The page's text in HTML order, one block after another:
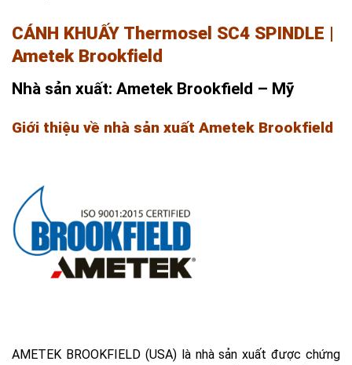
CÁNH KHUẤY Thermosel SC4 SPINDLE |
Ametek Brookfield
Nhà sản xuất: Ametek Brookfield – Mỹ
Giới thiệu về nhà sản xuất Ametek Brookfield
AMETEK BROOKFIELD (USA) là nhà sản xuất được chứng